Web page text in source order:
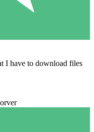
I have to download files